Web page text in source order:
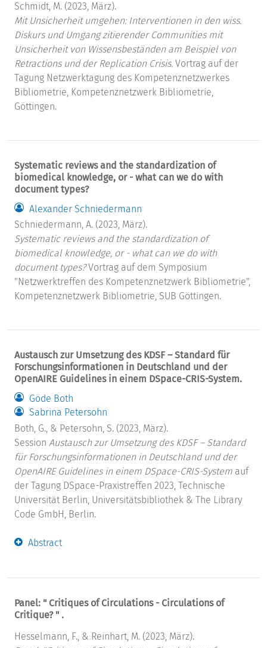
Schmidt, M. (2023, März).
Mit Unsicherheit umgehen: Interventionen in den wiss.
Diskurs und Umgang zitierender Communities mit
Unsicherheit von Wissensbeständen am Beispiel von
Retractions und der Replication Crisis. Vortrag auf der
Tagung Netzwerktagung des Kompetenznetzwerkes
Bibliometrie, Kompetenznetzwerk Bibliometrie,
Göttingen.
Systematic reviews and the standardization of
biomedical knowledge, or - what can we do with
document types?
Alexander Schniedermann
Schniedermann, A. (2023, März).
Systematic reviews and the standardization of
biomedical knowledge, or - what can we do with
document types?Vortrag auf dem Symposium
"Netzwerktreffen des Kompetenznetzwerk Bibliometrie",
Kompetenznetzwerk Bibliometrie, SUB Göttingen.
Austausch zur Umsetzung des KDSF – Standard für
Forschungsinformationen in Deutschland und der
OpenAIRE Guidelines in einem DSpace-CRIS-System.
Göde Both
Sabrina Petersohn
Both, G., & Petersohn, S. (2023, März).
Session Austausch zur Umsetzung des KDSF – Standard
für Forschungsinformationen in Deutschland und der
OpenAIRE Guidelines in einem DSpace-CRIS-System auf
der Tagung DSpace-Praxistreffen 2023, Technische
Universität Berlin, Universitätsbibliothek & The Library
Code GmbH, Berlin.
Abstract
Panel: " Critiques of Circulations - Circulations of
Critique? " .
Hesselmann, F., & Reinhart, M. (2023, März).